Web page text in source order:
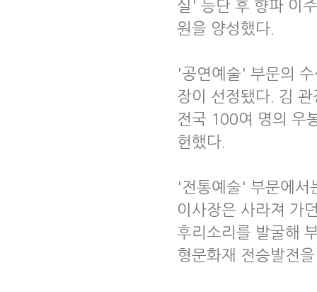
실' 등단 후 향파 이
원을 양성했다.
'공연예술' 부문의
장이 선정됐다. 김
전국 100여 명의 우
헌했다.
'전통예술' 부문에서
이사장은 사라져 가
후리소리를 발굴해
형문화재 전승발전